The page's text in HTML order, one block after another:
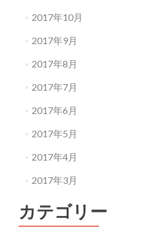
2017年10月
2017年9月
2017年8月
2017年7月
2017年6月
2017年5月
2017年4月
2017年3月
カテゴリー